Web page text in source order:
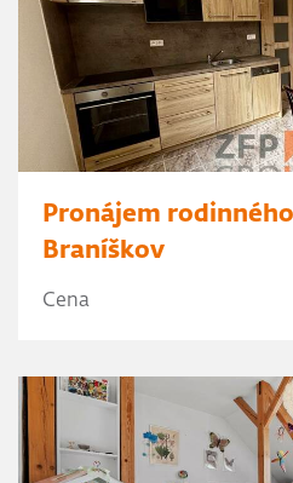
Pronájem
Braníškov
Cena